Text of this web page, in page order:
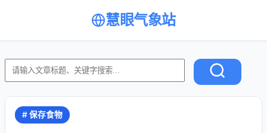
慧眼气象站
# 保存食物